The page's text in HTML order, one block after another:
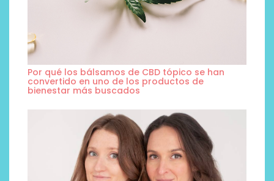
Por qué los bálsamos de CBD tópico se han
convertido en uno de los productos de
bienestar más buscados